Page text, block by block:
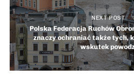
NEXT POST
Polska Federacja Ruchów
znaczy ochraniać także tych,
wskutek